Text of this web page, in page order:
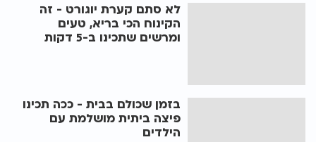
לא סתם קערת יוגורט - זה
הקינוח הכי בריא, טעים
ומרשים שתכינו ב-5 דקות
בזמן שכולם בבית - ככה תכינו
פיצה ביתית מושלמת עם
הילדים